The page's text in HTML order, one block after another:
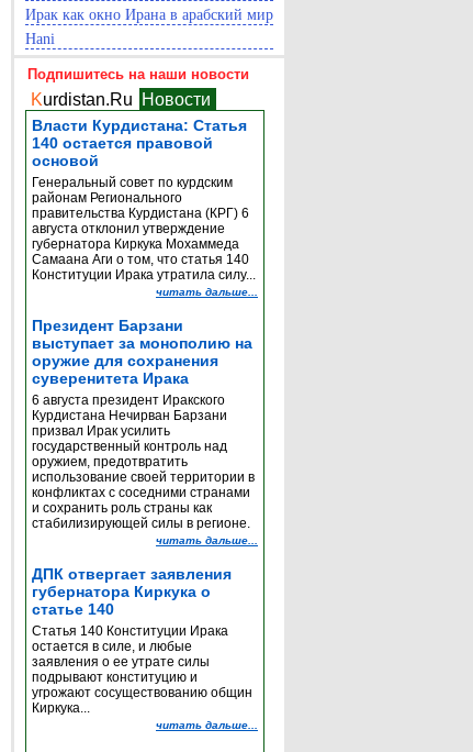
Ирак как окно Ирана в арабский мир
Hani
Подпишитесь на наши новости
Kurdistan.Ru Новости
Власти Курдистана: Статья
140 остается правовой
основой
Генеральный совет по курдским
районам Регионального
правительства Курдистана (КРГ) 6
августа отклонил утверждение
губернатора Киркука Мохаммеда
Самаана Аги о том, что статья 140
Конституции Ирака утратила силу...
читать дальше...
Президент Барзани
выступает за монополию на
оружие для сохранения
суверенитета Ирака
6 августа президент Иракского
Курдистана Нечирван Барзани
призвал Ирак усилить
государственный контроль над
оружием, предотвратить
использование своей территории в
конфликтах с соседними странами
и сохранить роль страны как
стабилизирующей силы в регионе.
читать дальше...
ДПК отвергает заявления
губернатора Киркука о
статье 140
Статья 140 Конституции Ирака
остается в силе, и любые
заявления о ее утрате силы
подрывают конституцию и
угрожают сосуществованию общин
Киркука...
читать дальше...